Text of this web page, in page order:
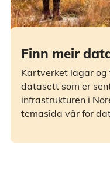
Finn meir
Kartverket lagar og
datasett som er
infrastrukturen i
temasida vår for